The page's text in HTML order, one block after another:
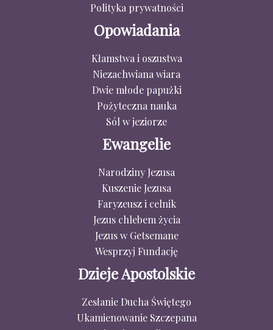
Polityka prywatności
Opowiadania
Kłamstwa i oszustwa
Niezachwiana wiara
Dwie młode papużki
Pożyteczna nauka
Sól w jeziorze
Ewangelie
Narodziny Jezusa
Kuszenie Jezusa
Faryzeusz i celnik
Jezus chlebem życia
Jezus w Getsemane
Wesprzyj Fundację
Dzieje Apostolskie
Zesłanie Ducha Świętego
Ukamienowanie Szczepana